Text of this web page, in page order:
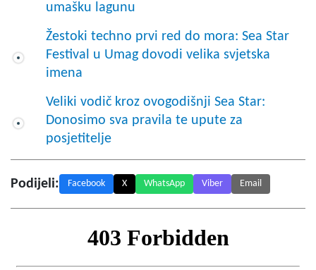
umašku lagunu
Žestoki techno prvi red do mora: Sea Star
Festival u Umag dovodi velika svjetska
imena
Veliki vodič kroz ovogodišnji Sea Star:
Donosimo sva pravila te upute za
posjetitelje
Podijeli: Facebook X WhatsApp Viber Email